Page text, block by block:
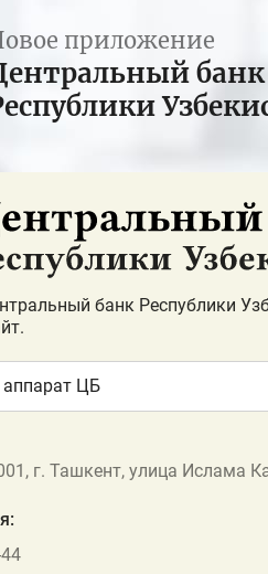
приложение
банк
банк Республики
ЦБ
г. Ташкент, улица Ислама